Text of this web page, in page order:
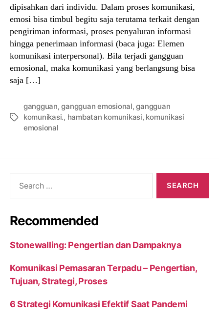
dipisahkan dari individu. Dalam proses komunikasi,
emosi bisa timbul begitu saja terutama terkait dengan
pengiriman informasi, proses penyaluran informasi
hingga penerimaan informasi (baca juga: Elemen
komunikasi interpersonal). Bila terjadi gangguan
emosional, maka komunikasi yang berlangsung bisa
saja […]
Tags
gangguan,gangguan emosional,gangguan
komunikasi., hambatan komunikasi, komunikasi
emosional
Recommended
Stonewalling: Pengertian dan Dampaknya
Komunikasi Pemasaran Terpadu – Pengertian,
Tujuan, Strategi, Proses
6 Strategi Komunikasi Efektif Saat Pandemi